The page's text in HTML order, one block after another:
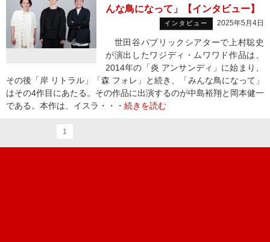
んな鳥になって」【インタビュー】
インタビュー 2025年5月4日
世田谷パブリックシアターで上村聡史
が演出したワジディ・ムワワド作品は、
2014年の「炎 アンサンディ」に始まり、
その後「岸 リトラル」「森 フォレ」と続き、「みんな鳥になって」
はその4作目にあたる。その作品に出演するのが中島裕翔と岡本健一
である。本作は、イスラ・・・ 続きを読む
1